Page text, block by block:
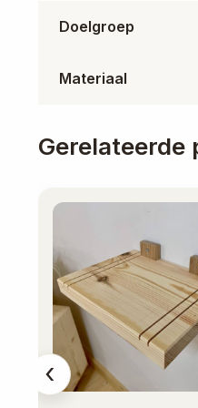
Doelgroep
Materiaal
Gerelateerde
‹